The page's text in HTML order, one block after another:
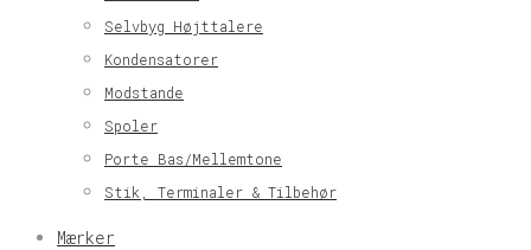
Selvbyg Højttalere
Kondensatorer
Modstande
Spoler
Porte Bas/Mellemtone
Stik, Terminaler & Tilbehør
Mærker